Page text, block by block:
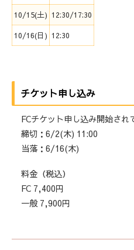
10/15(土) 12:30/17:30
10/16(日) 12:30
チケット申し込み
FCチケット申し込み開始さ
締切：6/2(木) 11:00
当落：6/16(木)
料金（税込）
FC 7,400円
一般 7,900円